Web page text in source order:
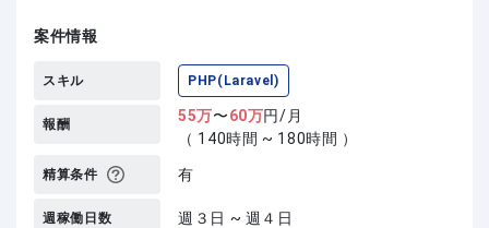
案件情報
スキル PHP(Laravel)
報酬 55万〜60万円/月
（ 140時間 ~ 180時間 ）
精算条件 有
週稼働日数 週３日 ~ 週４日